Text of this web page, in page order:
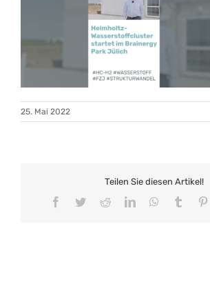
25. Mai 2022
Teilen Sie diesen Artikel!
Facebook
TwitterRedditLinkedInWhatsApp
Tumblr